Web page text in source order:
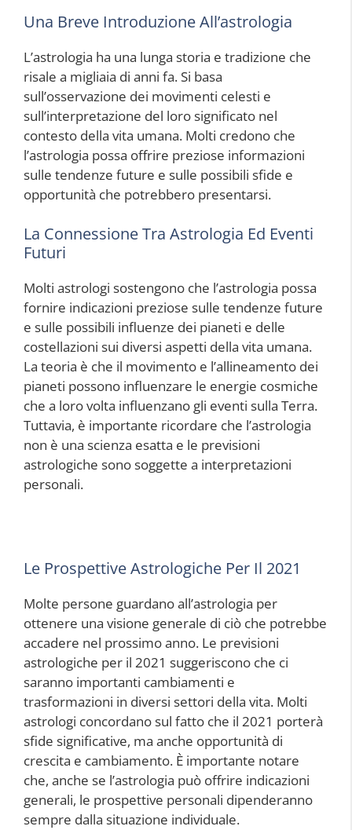
Una Breve Introduzione All’astrologia
L’astrologia ha una lunga storia e tradizione che
risale a migliaia di anni fa. Si basa
sull’osservazione dei movimenti celesti e
sull’interpretazione del loro significato nel
contesto della vita umana. Molti credono che
l’astrologia possa offrire preziose informazioni
sulle tendenze future e sulle possibili sfide e
opportunità che potrebbero presentarsi.
La Connessione Tra Astrologia Ed Eventi
Futuri
Molti astrologi sostengono che l’astrologia possa
fornire indicazioni preziose sulle tendenze future
e sulle possibili influenze dei pianeti e delle
costellazioni sui diversi aspetti della vita umana.
La teoria è che il movimento e l’allineamento dei
pianeti possono influenzare le energie cosmiche
che a loro volta influenzano gli eventi sulla Terra.
Tuttavia, è importante ricordare che l’astrologia
non è una scienza esatta e le previsioni
astrologiche sono soggette a interpretazioni
personali.
Le Prospettive Astrologiche Per Il 2021
Molte persone guardano all’astrologia per
ottenere una visione generale di ciò che potrebbe
accadere nel prossimo anno. Le previsioni
astrologiche per il 2021 suggeriscono che ci
saranno importanti cambiamenti e
trasformazioni in diversi settori della vita. Molti
astrologi concordano sul fatto che il 2021 porterà
sfide significative, ma anche opportunità di
crescita e cambiamento. È importante notare
che, anche se l’astrologia può offrire indicazioni
generali, le prospettive personali dipenderanno
sempre dalla situazione individuale.